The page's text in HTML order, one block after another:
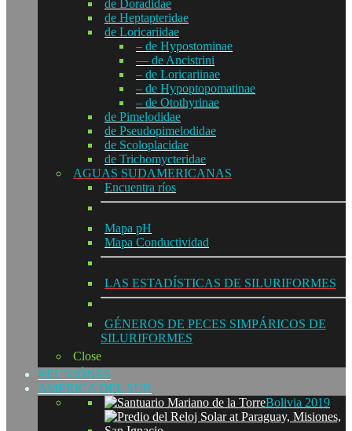
de Doradidae
de Heptapteridae
de Loricariidae
– de Hypostominae
— de Ancistrini
– de Loricariinae
– de Hypoptopomatinae
– de Otothyrinae
de Pimelodidae
de Pseudopimelodidae
de Scoloplacidae
de Trichomycteridae
AGUAS SUDAMERICANAS
Encuentra ríos
Mapa pH
Mapa Conductividad
LAS ESTADÍSTICAS DE SILURIFORMES
GÉNEROS DE PECES SIMPÁRICOS DE
SILURIFORMES
Close
REUNIÓNES
AMÉRICA DEL SUR
Bolivia 2019